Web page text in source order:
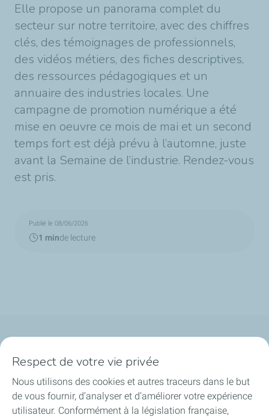
Elle propose un panorama complet du
secteur sur notre territoire, avec des chiffres
clés, des témoignages de professionnels,
des vidéos métiers, des fiches descriptives,
des ressources pédagogiques et un
annuaire des industries locales. Une
campagne de promotion numérique a été
mise en oeuvre ce mois de mai et un second
temps fort est déjà prévu à l’automne, juste
avant la Semaine de l’industrie. Rendez-vous
est pris.
Publié le 08/06/2026
1 minde lecture
Notre ancrage territorial
Financer les entreprises
Respect de votre vie privée
Nous utilisons des cookies et autres traceurs dans le but
de vous fournir, d’analyser et d’améliorer votre expérience
utilisateur. Conformément à la législation française,